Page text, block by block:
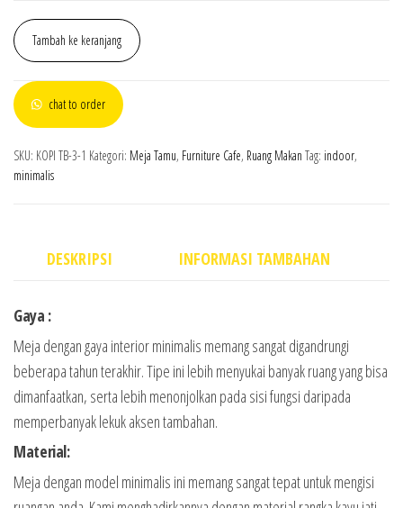
Tambah ke keranjang
chat to order
SKU: KOPI TB-3-1 Kategori: Meja Tamu, Furniture Cafe, Ruang Makan Tag: indoor,
minimalis
DESKRIPSI INFORMASI TAMBAHAN
Gaya :
Meja dengan gaya interior minimalis memang sangat digandrungi
beberapa tahun terakhir. Tipe ini lebih menyukai banyak ruang yang bisa
dimanfaatkan, serta lebih menonjolkan pada sisi fungsi daripada
memperbanyak lekuk aksen tambahan.
Material:
Meja dengan model minimalis ini memang sangat tepat untuk mengisi